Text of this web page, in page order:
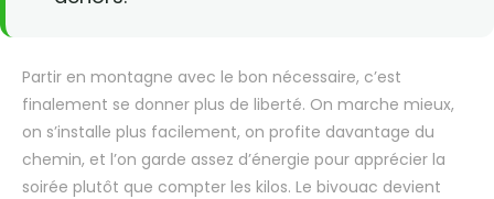
Partir en montagne avec le bon nécessaire, c’est
finalement se donner plus de liberté. On marche mieux,
on s’installe plus facilement, on profite davantage du
chemin, et l’on garde assez d’énergie pour apprécier la
soirée plutôt que compter les kilos. Le bivouac devient